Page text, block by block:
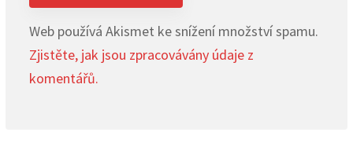
Web používá Akismet ke snížení množství spamu.
Zjistěte, jak jsou zpracovávány údaje z
komentářů.